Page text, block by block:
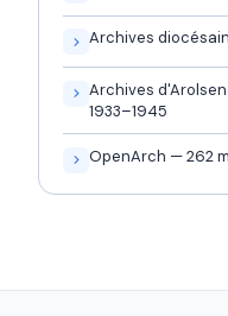
Archives
Archives
1933–1945
OpenArch — 262